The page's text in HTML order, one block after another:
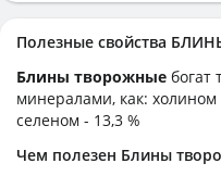
Полезные свойства
Блины творожные богат
минералами, как: холином
селеном - 13,3 %
Чем полезен Блины